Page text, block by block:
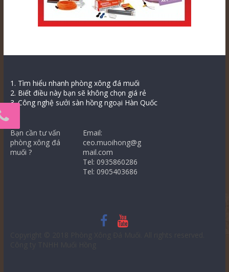
1. Tìm hiểu nhanh phòng xông đá muối
2. Biết điều này bạn sẽ không chọn giá rẻ
3. Công nghệ sưởi sàn hồng ngoại Hàn Quốc
Bạn cần tư vấn
phòng xông đá
muối ?
Email:
ceo.muoihong@g
mail.com
Tel: 0935860286
Tel: 0905403686